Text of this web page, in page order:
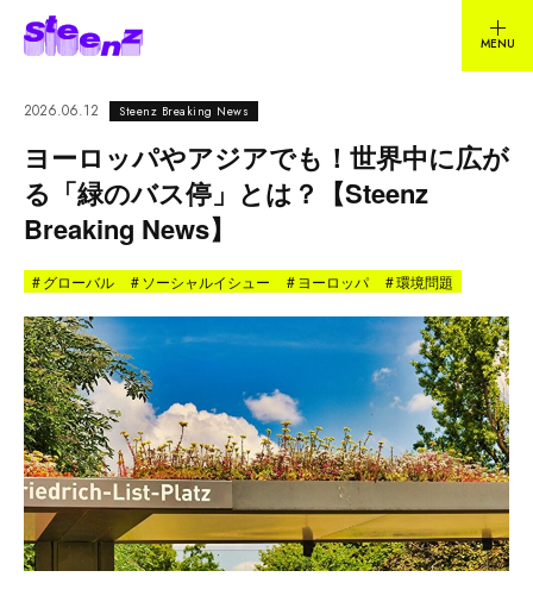
2026.06.12 Steenz Breaking News
ヨーロッパやアジアでも！世界中に広が
る「緑のバス停」とは？【Steenz
Breaking News】
#グローバル #ソーシャルイシュー # ヨーロッパ #環境問題